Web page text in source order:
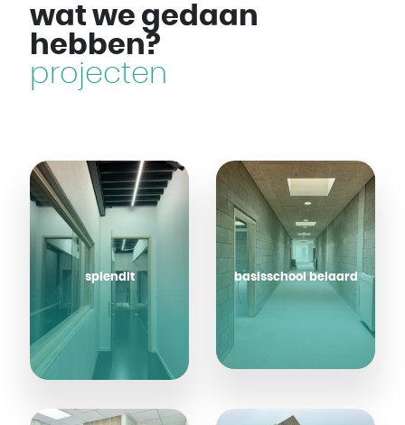
wat we gedaan
hebben?
projecten
splendit basisschool beiaard